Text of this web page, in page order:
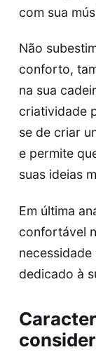
com sua
Não
conforto,
na sua
criatividade
se de criar
e permite
suas ideias
Em última
confortável
dedicado à